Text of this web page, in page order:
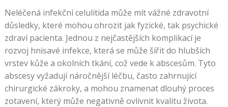
Neléčená infekční celulitida může mít vážné zdravotní
důsledky, které mohou ohrozit jak fyzické, tak psychické
zdraví pacienta. Jednou z nejčastějších komplikací je
rozvoj hnisavé infekce, která se může šířit do hlubších
vrstev kůže a okolních tkání, což vede k abscesům. Tyto
abscesy vyžadují náročnější léčbu, často zahrnující
chirurgické zákroky, a mohou znamenat dlouhý proces
zotavení, který může negativně ovlivnit kvalitu života.